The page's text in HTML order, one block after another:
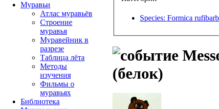
Species: Formica
(белок)
Муравьи
Атлас муравьёв
Строение
муравья
Муравейник в
разрезе
Таблица лёта
Методы
изучения
Фильмы о
муравьях
Библиотека